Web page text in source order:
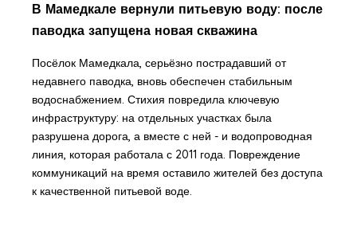
В Мамедкале вернули питьевую воду: после
паводка запущена новая скважина
Посёлок Мамедкала, серьёзно пострадавший от
недавнего паводка, вновь обеспечен стабильным
водоснабжением. Стихия повредила ключевую
инфраструктуру: на отдельных участках была
разрушена дорога, а вместе с ней - и водопроводная
линия, которая работала с 2011 года. Повреждение
коммуникаций на время оставило жителей без доступа
к качественной питьевой воде.